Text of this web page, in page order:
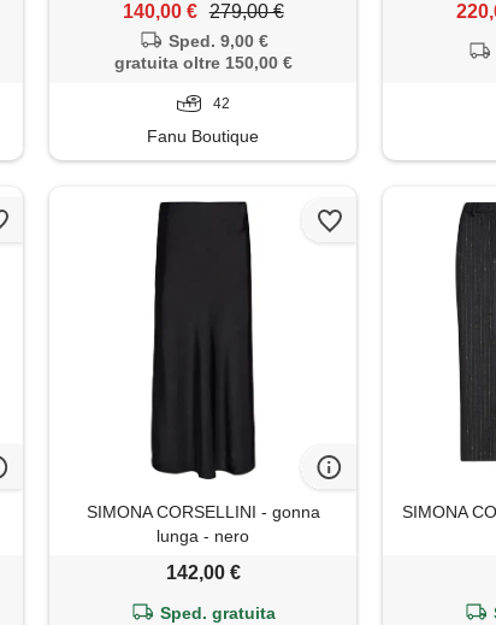
140,00 € 279,00 €
Sped. 9,00 €
gratuita oltre 150,00 €
42
Fanu Boutique
SIMONA CORSELLINI - gonna
lunga - nero
142,00 €
Sped. gratuita
SIMONA